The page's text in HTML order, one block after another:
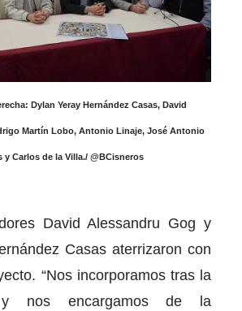
Dylan Yeray Hernández Casas, David
Martín Lobo, Antonio Linaje, José Antonio
y Carlos de la Villa./ @BCisneros
David Alessandru Gog y
Casas aterrizaron con
“Nos incorporamos tras la
nos encargamos de la